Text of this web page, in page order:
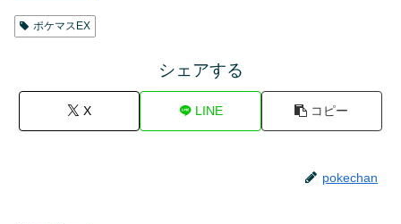
ポケマスEX
シェアする
X LINE コピー
pokechan